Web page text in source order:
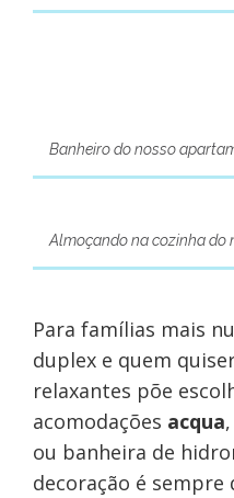
Banheiro do nosso
Almoçando na cozinha do
Para famílias mais
duplex e quem
relaxantes põe
acomodações acqua
ou banheira de
decoração é